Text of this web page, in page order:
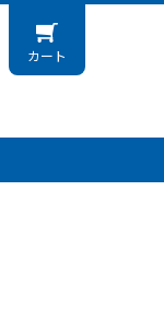
カート